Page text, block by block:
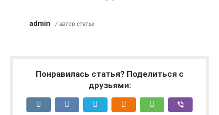
admin / автор статьи
Понравилась статья? Поделиться с
друзьями: